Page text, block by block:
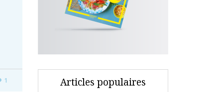
1 Articles populaires